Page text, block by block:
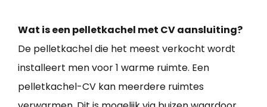
Wat is een pelletkachel met CV aansluiting?
De pelletkachel die het meest verkocht wordt
installeert men voor 1 warme ruimte. Een
pelletkachel-CV kan meerdere ruimtes